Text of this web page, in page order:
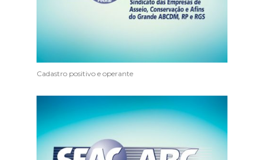
Cadastro positivo e operante